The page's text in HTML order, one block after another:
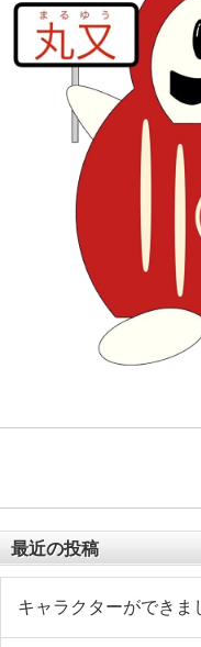
最近の投稿
キャラクターができま